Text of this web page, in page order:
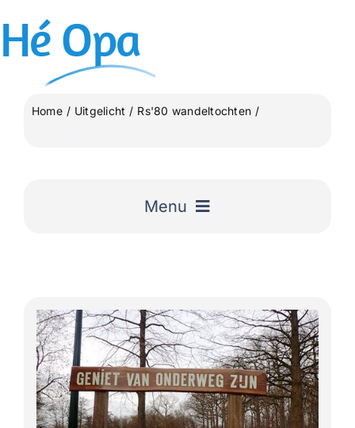
inhoud
Hé Opa
Home Uitgelicht
Rs'80 wandeltochten
Menu
Uitgelicht
Lange Afstand Wandeltochten
Meerdaagse tochten